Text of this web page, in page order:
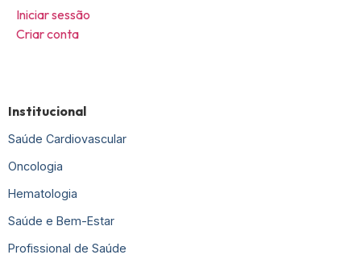
Iniciar sessão
Criar conta
Institucional
Saúde Cardiovascular
Oncologia
Hematologia
Saúde e Bem-Estar
Profissional de Saúde